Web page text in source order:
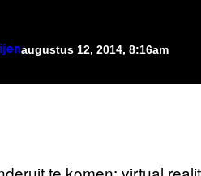
augustus 12, 2014, 8:16am